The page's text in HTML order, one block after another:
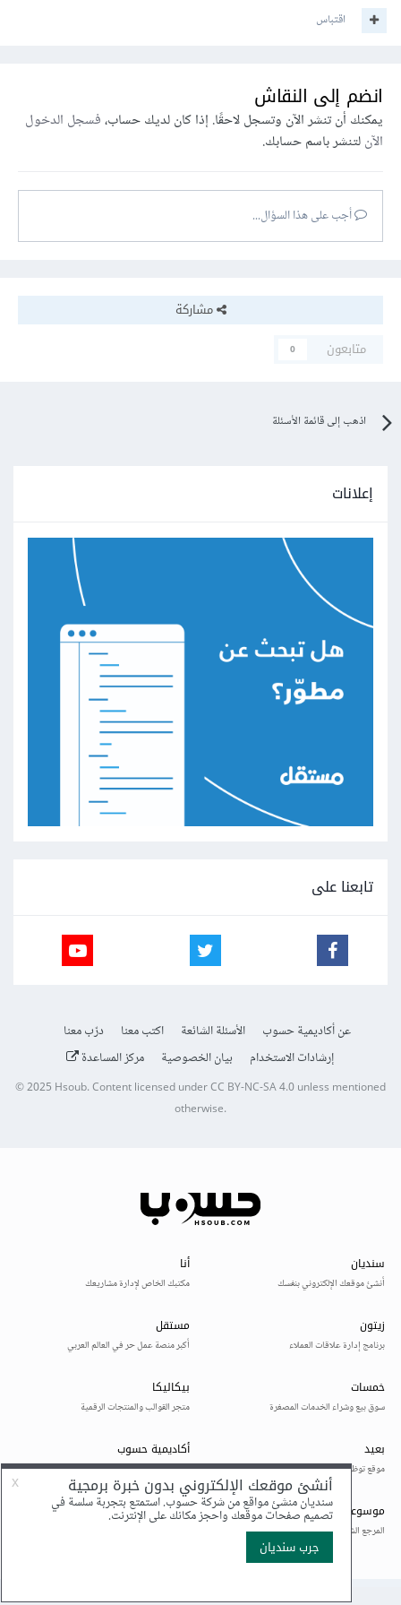
اقتباس
انضم إلى النقاش
يمكنك أن تنشر الآن وتسجل لاحقًا. إذا كان لديك حساب،فسجل الدخول
الآنلتنشر باسم حسابك.
أجب على هذا السؤال...
مشاركة
متابعون
0
اذهب إلى قائمة الأسئلة
إعلانات
تابعنا على
عن أكاديمية حسوب الأسئلة الشائعة اكتب معنا
درّب معنا
إرشادات الاستخدام
بيان الخصوصية مركز المساعدة
© 2025Hsoub.Content licensed underCC BY-NC-SA 4.0unless mentioned
otherwise.